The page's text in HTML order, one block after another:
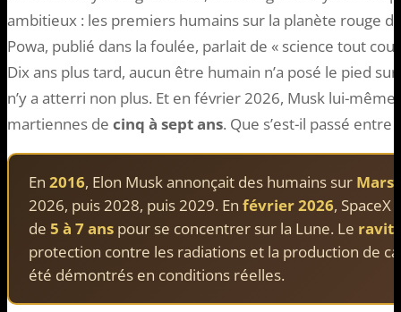
ambitieux : les premiers humains sur la planète rouge
Powa, publié dans la foulée, parlait de « science tout
Dix ans plus tard, aucun être humain n’a posé le pied
n’y a atterri non plus. Et en février 2026, Musk lui-
martiennes de cinq à sept ans. Que s’est-il passé
En 2016, Elon Musk annonçait des humains sur Mars
2026, puis 2028, puis 2029. En février 2026,
de 5 à 7 ans pour se concentrer sur la Lune. Le
protection contre les radiations et la production de
été démontrés en conditions réelles.